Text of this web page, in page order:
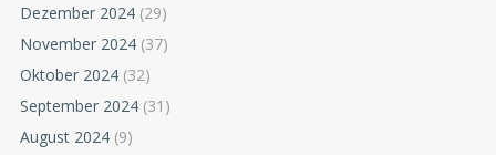
Dezember 2024 (29)
November 2024 (37)
Oktober 2024 (32)
September 2024 (31)
August 2024 (9)